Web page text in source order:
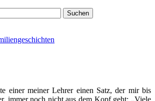
Suchen
einer meiner Lehrer einen Satz, der mir bis
immer noch nicht aus dem Kopf geht: „Viele